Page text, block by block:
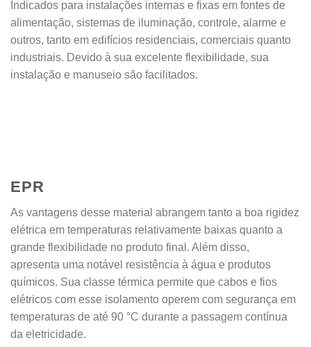
Indicados para instalações internas e fixas em fontes de
alimentação, sistemas de iluminação, controle, alarme e
outros, tanto em edifícios residenciais, comerciais quanto
industriais. Devido à sua excelente flexibilidade, sua
instalação e manuseio são facilitados.
EPR
As vantagens desse material abrangem tanto a boa rigidez
elétrica em temperaturas relativamente baixas quanto a
grande flexibilidade no produto final. Além disso,
apresenta uma notável resistência à água e produtos
químicos. Sua classe térmica permite que cabos e fios
elétricos com esse isolamento operem com segurança em
temperaturas de até 90 °C durante a passagem contínua
da eletricidade.